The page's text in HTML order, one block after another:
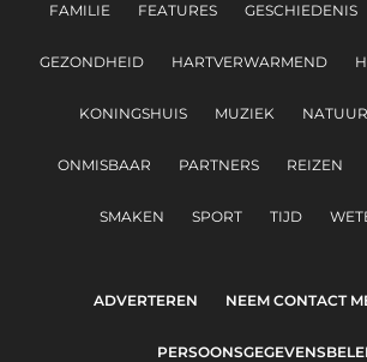
FAMILIE FEATURES GESCHIEDENIS
GEZONDHEID HARTVERWARMEND
KONINGSHUIS MUZIEK NATUUR
ONMISBAAR PARTNERS REIZEN
SMAKEN SPORT TIJD
ADVERTEREN NEEM CONTACT